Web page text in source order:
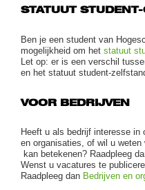
STATUUT
Ben je een student van
mogelijkheid om hetstatuut
Let op: er is een verschil
en het statuut student-
VOOR BEDRIJVEN
Heeft u als bedrijf interesse in
en organisaties, of wil u
kan betekenen? Raadpleeg
Wenst u vacatures te
Raadpleeg dan Bedrijven en